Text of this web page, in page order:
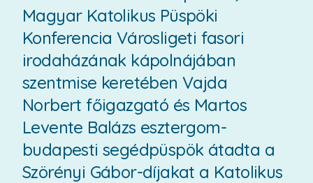
Magyar Katolikus Püspöki
Konferencia Városligeti fasori
irodaházának kápolnájában
szentmise keretében Vajda
Norbert főigazgató és Martos
Levente Balázs esztergom-
budapesti segédpüspök átadta a
Szörényi Gábor-díjakat a Katolikus